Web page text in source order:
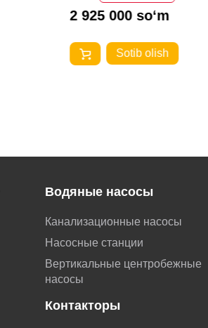
2 925 000 so‘m
Sotib olish
Водяные насосы
Канализационные насосы
Насосные станции
Вертикальные центробежные
насосы
Контакторы